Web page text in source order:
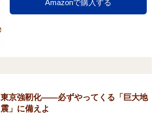
Amazonで購入する
東京強靭化――必ずやってくる「巨大地
震」に備えよ